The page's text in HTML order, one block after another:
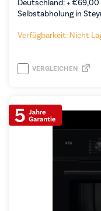
Deutschland: +€69,00
Selbstabholung in
Verfügbarkeit: Nicht
VERGLEICHEN